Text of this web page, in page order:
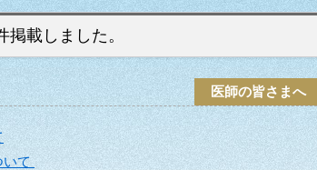
載しました。
医師の皆さまへ
いて